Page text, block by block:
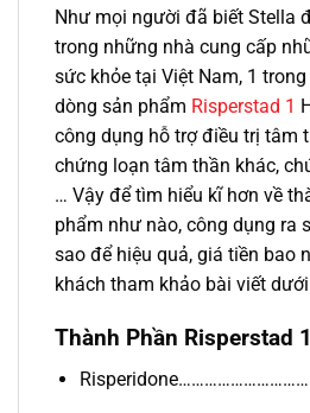
Như mọi người đã biết Stella
trong những nhà cung cấp
sức khỏe tại Việt Nam, 1
dòng sản phẩm Risperstad 1
công dụng hỗ trợ điều trị tâm
chứng loạn tâm thần khác,
… Vậy để tìm hiểu kĩ hơn về
phẩm như nào, công dụng ra
sao để hiệu quả, giá tiền bao
khách tham khảo bài viết
Thành Phần Risperstad